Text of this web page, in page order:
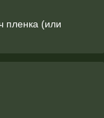
пленка (или